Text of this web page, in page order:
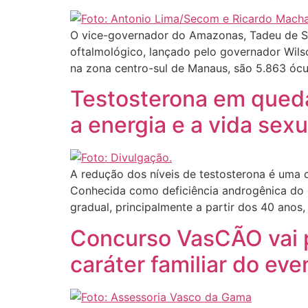
O vice-governador do Amazonas, Tadeu de
oftalmológico, lançado pelo governador
na zona centro-sul de Manaus, são 5.863
Testosterona em
a energia e a vida
A redução dos níveis de testosterona é
Conhecida como deficiência androgênica
gradual, principalmente a partir dos 40
Concurso VasCÃO
caráter familiar do